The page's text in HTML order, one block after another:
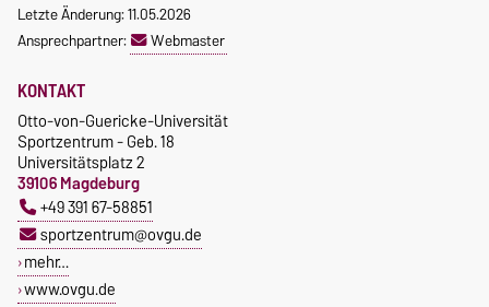
Letzte Änderung: 11.05.2026
Ansprechpartner:
Webmaster
KONTAKT
Otto-von-Guericke-Universität
Sportzentrum - Geb. 18
Universitätsplatz 2
39106 Magdeburg
+49 391 67-58851
sportzentrum@ovgu.de
mehr…
www.ovgu.de